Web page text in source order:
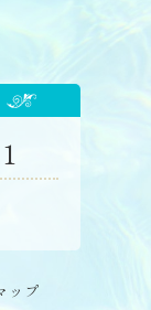
ップ